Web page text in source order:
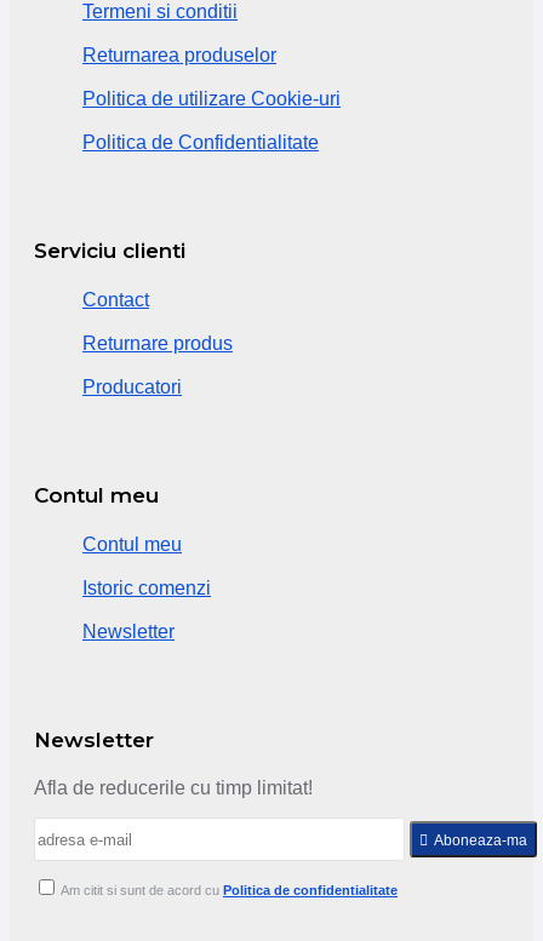
Termeni si conditii
Returnarea produselor
Politica de utilizare Cookie-uri
Politica de Confidentialitate
Serviciu clienti
Contact
Returnare produs
Producatori
Contul meu
Contul meu
Istoric comenzi
Newsletter
Newsletter
Afla de reducerile cu timp limitat!
Aboneaza-ma
Am citit si sunt de acord cu Politica de confidentialitate